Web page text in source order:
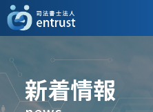
新着情報